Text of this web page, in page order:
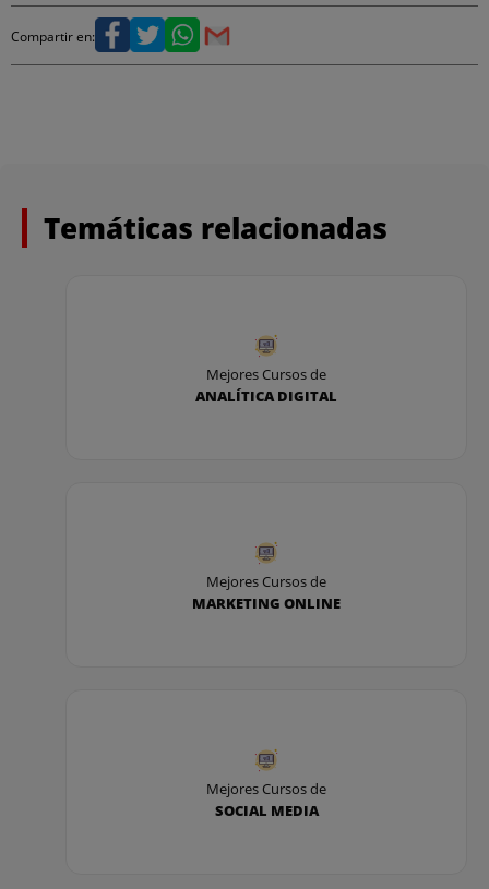
Compartir en:
Temáticas relacionadas
Mejores Cursos de
ANALÍTICA DIGITAL
Mejores Cursos de
MARKETING ONLINE
Mejores Cursos de
SOCIAL MEDIA